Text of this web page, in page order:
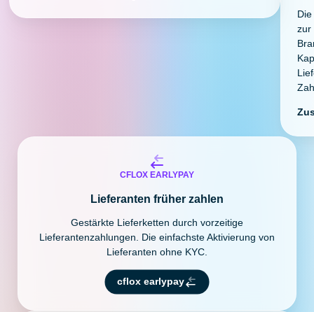
zur
CFLOX EARLYPAY
Lieferanten früher zahlen
Gestärkte Lieferketten durch vorzeitige
Lieferantenzahlungen. Die einfachste Aktivierung von
Lieferanten ohne KYC.
cflox earlypay